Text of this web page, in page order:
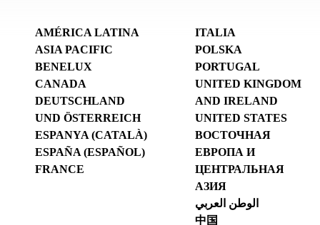
AMÉRICA LATINA
ASIA PACIFIC
BENELUX
CANADA
DEUTSCHLAND
UND ÖSTERREICH
ESPANYA (CATALÀ)
ESPAÑA (ESPAÑOL)
FRANCE
ITALIA
POLSKA
PORTUGAL
UNITED KINGDOM
AND IRELAND
UNITED STATES
ВОСТОЧНАЯ
ЕВРОПА И
ЦЕНТРАЛЬНАЯ
АЗИЯ
الوطن العربي
中国